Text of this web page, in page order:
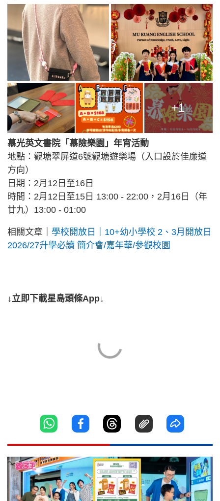
+1
慕光英文書院「慕險樂園」年宵活動
地點：觀塘翠屏道6號觀塘遊樂場（入口設於佳廉道
方向）
日期：2月12日至16日
時間：2月12日至15日 13:00 - 22:00，2月16日（年
廿九）13:00 - 01:00
相關文章｜ 學校開放日｜10+幼小學校 2、3月開放日
2026/27升學必讀 簡介會/嘉年華/參觀校園
↓立即下載星島頭條App↓